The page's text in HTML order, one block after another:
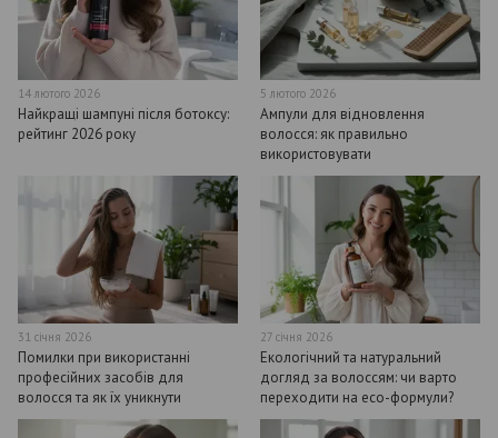
14 лютого 2026
Найкращі шампуні після ботоксу:
рейтинг 2026 року
5 лютого 2026
Ампули для відновлення
волосся: як правильно
використовувати
31 січня 2026
Помилки при використанні
професійних засобів для
волосся та як їх уникнути
27 січня 2026
Екологічний та натуральний
догляд за волоссям: чи варто
переходити на eco-формули?